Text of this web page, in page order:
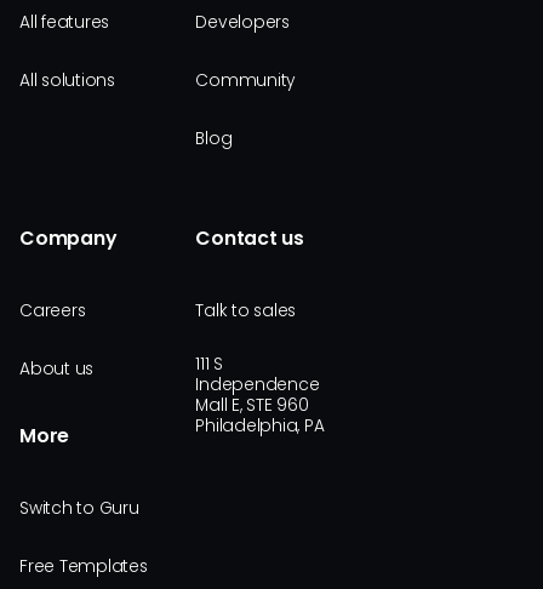
All features
All solutions
Developers
Community
Blog
Company
Careers
About us
More
Switch to Guru
Free Templates
Contact us
Talk to sales
111 S
Independence
Mall E, STE 960
Philadelphia, PA